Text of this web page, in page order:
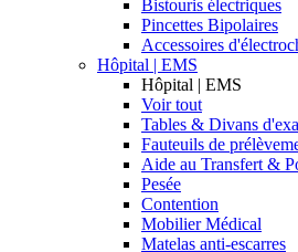
Bistouris électriques
Pincettes Bipolaires
Accessoires
Hôpital | EMS
Hôpital | EMS
Voir tout
Tables & Divans
Fauteuils de
Aide au Transfert &
Pesée
Contention
Mobilier Médical
Matelas anti-escarres